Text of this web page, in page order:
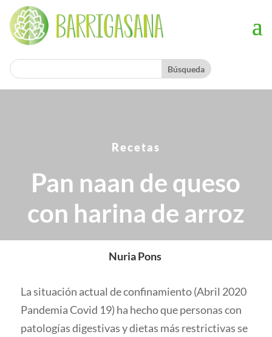
Recetas
Pan naan de queso
con harina de arroz
Nuria Pons
La situación actual de confinamiento (Abril 2020
Pandemia Covid 19) ha hecho que personas con
patologías digestivas y dietas más restrictivas se